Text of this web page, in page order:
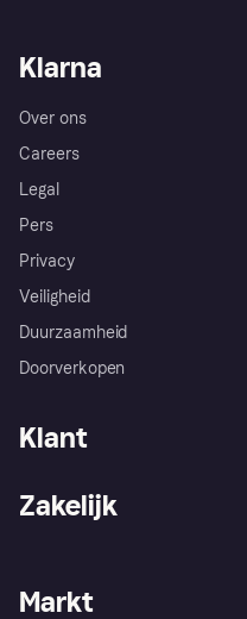
Klarna
Over ons
Careers
Legal
Pers
Privacy
Veiligheid
Duurzaamheid
Doorverkopen
Klant
Winkeloverzicht
Zakelijk
Zakelijke login
Markt